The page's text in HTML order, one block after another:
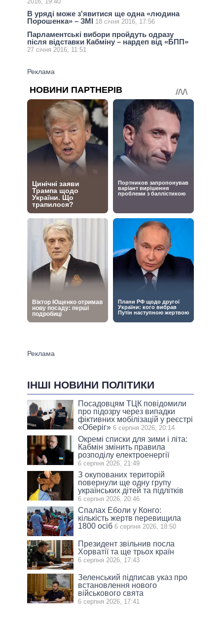
В уряді може з'явитися ще одна «людина
Порошенка» – ЗМІ
18 січня 2016, 17:56
Парламентські вибори пройдуть одразу
після відставки Кабміну – нардеп від «БПП»
27 січня 2016, 11:51
ІНШІ НОВИНИ ПОЛІТИКИ
Посадовцям ТЦК повідомили
про підозру через випадки
фіктивних мобілізацій у реєстрі
«Оберіг» 6 серпня 2026, 20:14
Окремі списки для зими і літа:
Кабмін змінить правила
розподілу електроенергії
6 серпня 2026, 21:49
З окупованих територій
повернули ще одну групу
українських дітей та підлітків
6 серпня 2026, 20:46
Спалах Еболи у Конго:
кількість жертв перевищила
1800 осіб 6 серпня 2026, 18:50
Президент звільнив посла
Хорватії та ще трьох країн
6 серпня 2026, 17:43
Зеленський підписав указ про
встановлення нового
військового свята
6 серпня 2026, 17:41